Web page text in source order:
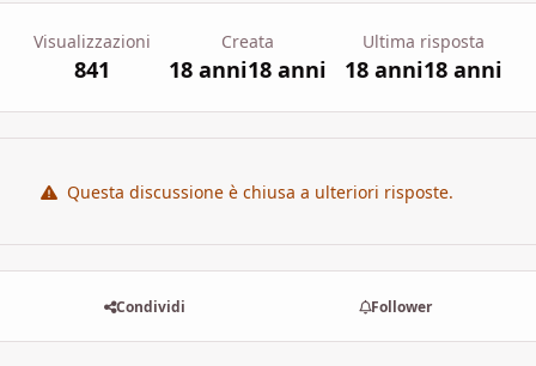
Visualizzazioni
841
Creata
18 anni18 anni
Ultima risposta
18 anni18 anni
Questa discussione è chiusa a ulteriori risposte.
Condividi Follower